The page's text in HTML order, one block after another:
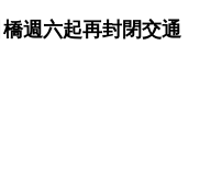
週六起再封閉交通